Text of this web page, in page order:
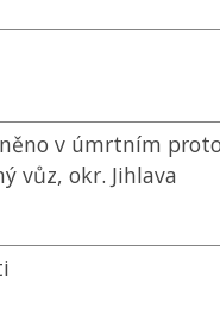
v úmrtním
vůz, okr. Jihlava